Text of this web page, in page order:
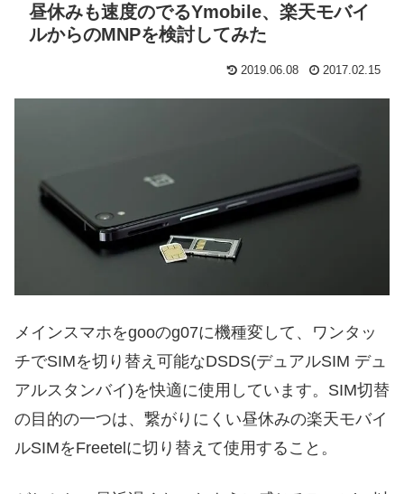
昼休みも速度のでるYmobile、楽天モバイ
ルからのMNPを検討してみた
2019.06.08 2017.02.15
メインスマホをgooのg07に機種変して、ワンタッ
チでSIMを切り替え可能なDSDS(デュアルSIM デュ
アルスタンバイ)を快適に使用しています。SIM切替
の目的の一つは、繋がりにくい昼休みの楽天モバイ
ルSIMをFreetelに切り替えて使用すること。